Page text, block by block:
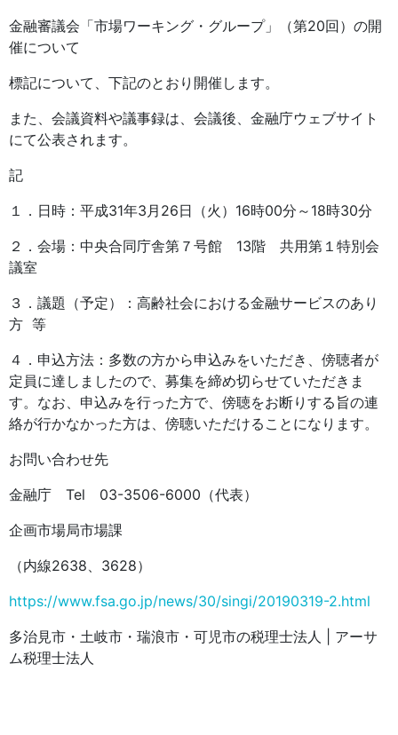
金融審議会「市場ワーキング・グループ」（第20回）の開
催について
標記について、下記のとおり開催します。
また、会議資料や議事録は、会議後、金融庁ウェブサイト
にて公表されます。
記
１．日時：平成31年3月26日（火）16時00分～18時30分
２．会場：中央合同庁舎第７号館 13階 共用第１特別会
議室
３．議題（予定）：高齢社会における金融サービスのあり
方 等
４．申込方法：多数の方から申込みをいただき、傍聴者が
定員に達しましたので、募集を締め切らせていただきま
す。なお、申込みを行った方で、傍聴をお断りする旨の連
絡が行かなかった方は、傍聴いただけることになります。
お問い合わせ先
金融庁 Tel 03-3506-6000（代表）
企画市場局市場課
（内線2638、3628）
https://www.fsa.go.jp/news/30/singi/20190319-2.html
多治見市・土岐市・瑞浪市・可児市の税理士法人 | アーサ
ム税理士法人